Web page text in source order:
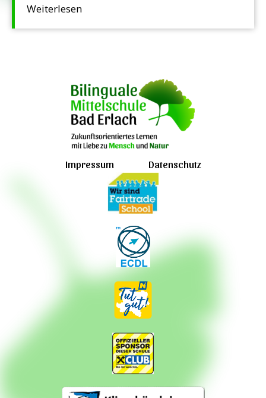
Weiterlesen
Impressum Datenschutz